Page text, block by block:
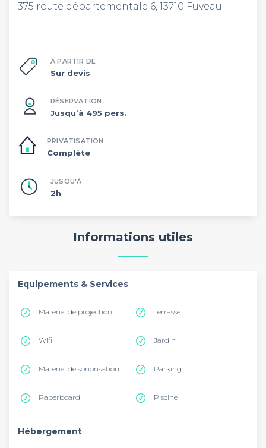
375 route départementale 6, 13710 Fuveau
À PARTIR DE
Sur devis
RÉSERVATION
Jusqu’à 495 pers.
PRIVATISATION
Complète
JUSQU'À
2h
Informations utiles
Equipements & Services
Matériel de projection Terrasse
Wifi Jardin
Matériel de sonorisation Parking
Paperboard Piscine
Hébergement